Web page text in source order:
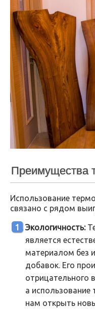
Преимущества
Использование
связано с рядом
Экологичность:
является
материалом без
добавок. Его
отрицательного
а использование
нам открыть